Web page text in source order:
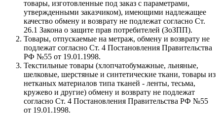
товары, изготовленные под заказ с параметрами,
утвержденными заказчиком), имеющими надлежащее
качество обмену и возврату не подлежат согласно Ст.
26.1 Закона о защите прав потребителей (ЗоЗПП).
Товары, отпускаемые на метраж, обмену и возврату не
подлежат согласно Ст. 4 Постановления Правительства
РФ №55 от 19.01.1998.
Текстильные товары (хлопчатобумажные, льняные,
шелковые, шерстяные и синтетические ткани, товары из
нетканых материалов типа тканей - ленты, тесьма,
кружево и другие) обмену и возврату не подлежат
согласно Ст. 4 Постановления Правительства РФ №55
от 19.01.1998.